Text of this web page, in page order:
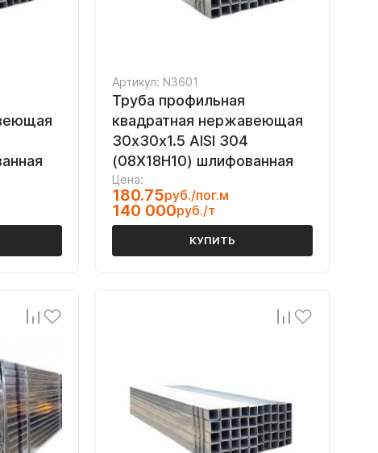
Артикул: N3601
Труба профильная
квадратная нержавеющая
30х30х1.5 AISI 304
(08Х18Н10) шлифованная
Цена:
180.75руб./пог.м
140 000руб./т
КУПИТЬ